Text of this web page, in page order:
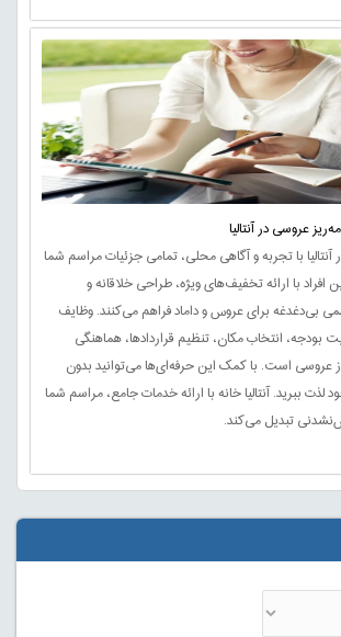
عروسی در آنتالیا
آنتالیا با تجربه و آگاهی محلی، تمامی جزئیات مراسم شما
افراد با ارائه تخفیف‌های ویژه، طراحی خلاقانه و
بی‌دغدغه برای عروس و داماد فراهم می‌کنند. وظایف
بودجه، انتخاب مکان، تنظیم قراردادها، هماهنگی
عروسی است. با کمک این حرفه‌ای‌ها می‌توانید بدون
لذت ببرید. آنتالیا خانه با ارائه خدمات جامع، مراسم شما
تبدیل می‌کند.